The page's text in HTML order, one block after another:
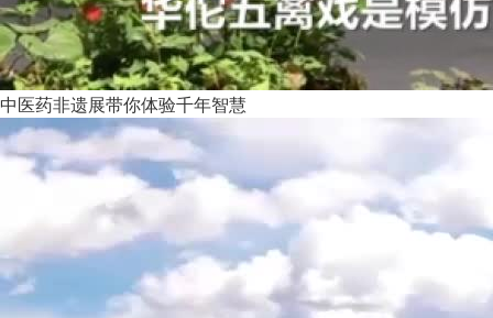
中医药非遗展带你体验千年智慧